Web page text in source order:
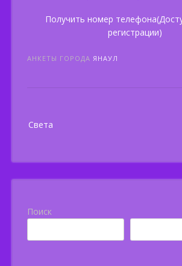
Получить номер
регистрации)
АНКЕТЫ ГОРОДА ЯНАУЛ
navigation
Света
Поиск